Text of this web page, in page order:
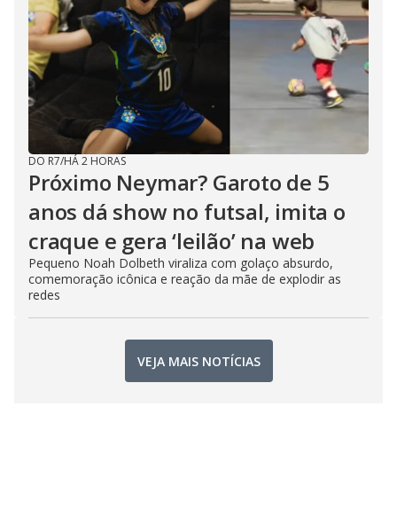
DO R7/HÁ 2 HORAS
Próximo Neymar? Garoto de 5
anos dá show no futsal, imita o
craque e gera ‘leilão’ na web
Pequeno Noah Dolbeth viraliza com golaço absurdo,
comemoração icônica e reação da mãe de explodir as
redes
VEJA MAIS NOTÍCIAS